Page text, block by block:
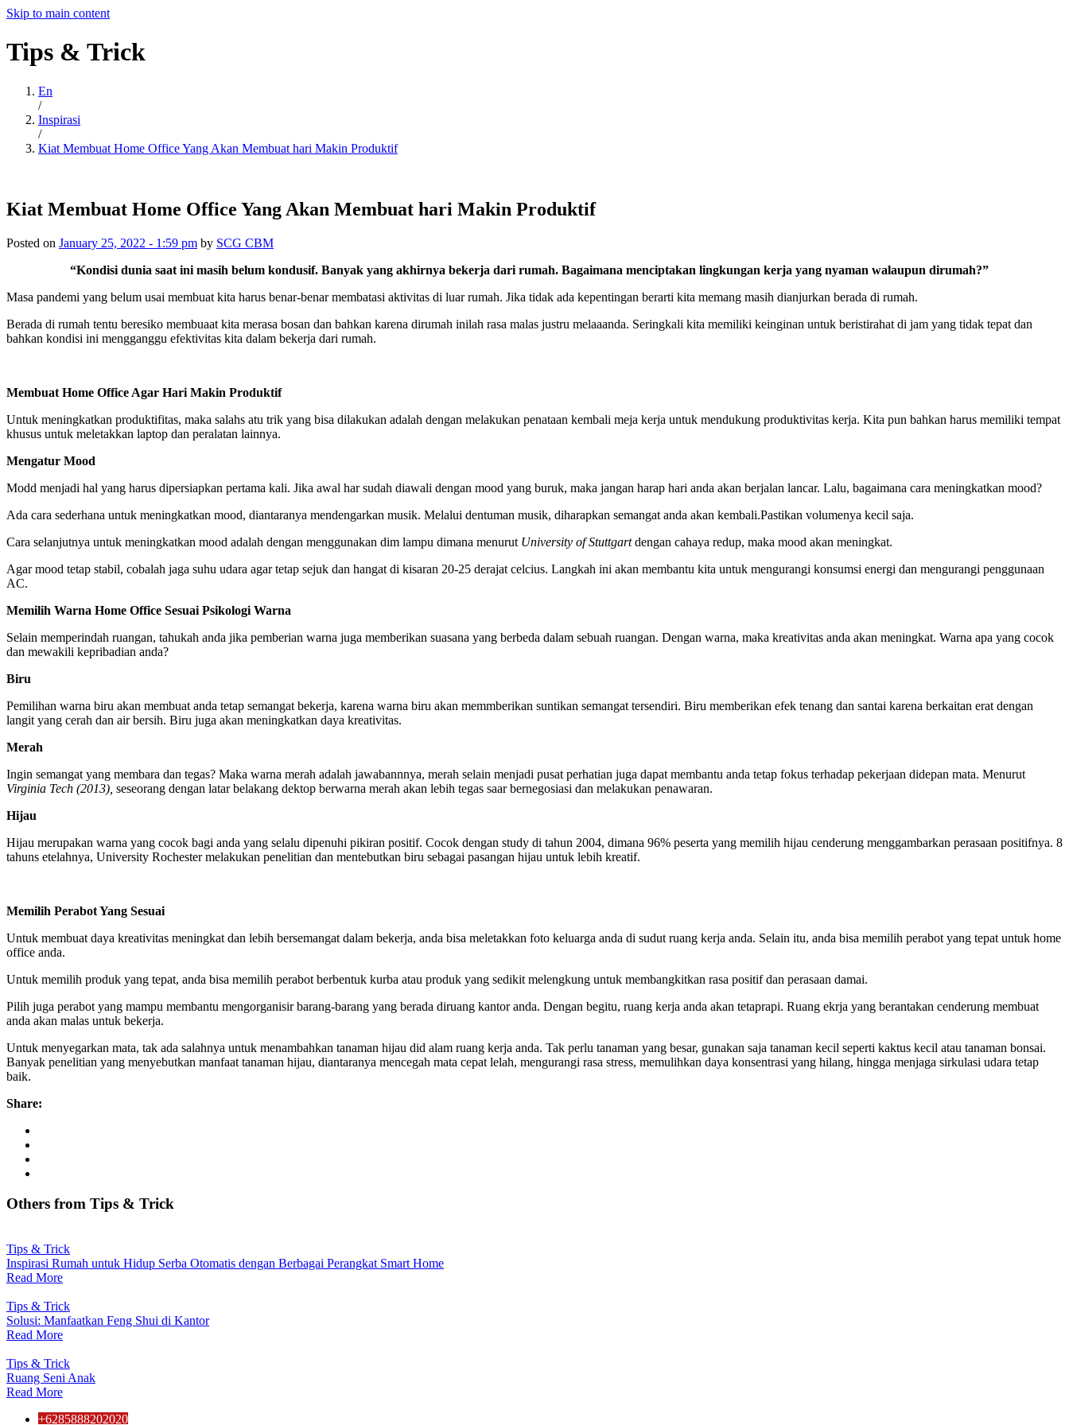
Skip to main content
Tips & Trick
En
/
Inspirasi
/
Kiat Membuat Home Office Yang Akan Membuat hari Makin Produktif
Kiat Membuat Home Office Yang Akan Membuat hari Makin Produktif
Posted on January 25, 2022 - 1:59 pm by SCG CBM
“Kondisi dunia saat ini masih belum kondusif. Banyak yang akhirnya bekerja dari rumah. Bagaimana menciptakan lingkungan kerja yang nyaman walaupun dirumah?”
Masa pandemi yang belum usai membuat kita harus benar-benar membatasi aktivitas di luar rumah. Jika tidak ada kepentingan berarti kita memang masih dianjurkan berada di rumah.
Berada di rumah tentu beresiko membuaat kita merasa bosan dan bahkan karena dirumah inilah rasa malas justru melaaanda. Seringkali kita memiliki keinginan untuk beristirahat di jam yang tidak tepat dan
bahkan kondisi ini mengganggu efektivitas kita dalam bekerja dari rumah.
Membuat Home Office Agar Hari Makin Produktif
Untuk meningkatkan produktifitas, maka salahs atu trik yang bisa dilakukan adalah dengan melakukan penataan kembali meja kerja untuk mendukung produktivitas kerja. Kita pun bahkan harus memiliki tempat
khusus untuk meletakkan laptop dan peralatan lainnya.
Mengatur Mood
Modd menjadi hal yang harus dipersiapkan pertama kali. Jika awal har sudah diawali dengan mood yang buruk, maka jangan harap hari anda akan berjalan lancar. Lalu, bagaimana cara meningkatkan mood?
Ada cara sederhana untuk meningkatkan mood, diantaranya mendengarkan musik. Melalui dentuman musik, diharapkan semangat anda akan kembali.Pastikan volumenya kecil saja.
Cara selanjutnya untuk meningkatkan mood adalah dengan menggunakan dim lampu dimana menurut University of Stuttgartdengan cahaya redup, maka mood akan meningkat.
Agar mood tetap stabil, cobalah jaga suhu udara agar tetap sejuk dan hangat di kisaran 20-25 derajat celcius. Langkah ini akan membantu kita untuk mengurangi konsumsi energi dan mengurangi penggunaan
AC.
Memilih Warna Home Office Sesuai Psikologi Warna
Selain memperindah ruangan, tahukah anda jika pemberian warna juga memberikan suasana yang berbeda dalam sebuah ruangan. Dengan warna, maka kreativitas anda akan meningkat. Warna apa yang cocok
dan mewakili kepribadian anda?
Biru
Pemilihan warna biru akan membuat anda tetap semangat bekerja, karena warna biru akan memmberikan suntikan semangat tersendiri. Biru memberikan efek tenang dan santai karena berkaitan erat dengan
langit yang cerah dan air bersih. Biru juga akan meningkatkan daya kreativitas.
Merah
Ingin semangat yang membara dan tegas? Maka warna merah adalah jawabannnya, merah selain menjadi pusat perhatian juga dapat membantu anda tetap fokus terhadap pekerjaan didepan mata. Menurut
Virginia Tech (2013), seseorang dengan latar belakang dektop berwarna merah akan lebih tegas saar bernegosiasi dan melakukan penawaran.
Hijau
Hijau merupakan warna yang cocok bagi anda yang selalu dipenuhi pikiran positif. Cocok dengan study di tahun 2004, dimana 96% peserta yang memilih hijau cenderung menggambarkan perasaan positifnya. 8
tahuns etelahnya, University Rochester melakukan penelitian dan mentebutkan biru sebagai pasangan hijau untuk lebih kreatif.
Memilih Perabot Yang Sesuai
Untuk membuat daya kreativitas meningkat dan lebih bersemangat dalam bekerja, anda bisa meletakkan foto keluarga anda di sudut ruang kerja anda. Selain itu, anda bisa memilih perabot yang tepat untuk home
office anda.
Untuk memilih produk yang tepat, anda bisa memilih perabot berbentuk kurba atau produk yang sedikit melengkung untuk membangkitkan rasa positif dan perasaan damai.
Pilih juga perabot yang mampu membantu mengorganisir barang-barang yang berada diruang kantor anda. Dengan begitu, ruang kerja anda akan tetaprapi. Ruang ekrja yang berantakan cenderung membuat
anda akan malas untuk bekerja.
Untuk menyegarkan mata, tak ada salahnya untuk menambahkan tanaman hijau did alam ruang kerja anda. Tak perlu tanaman yang besar, gunakan saja tanaman kecil seperti kaktus kecil atau tanaman bonsai.
Banyak penelitian yang menyebutkan manfaat tanaman hijau, diantaranya mencegah mata cepat lelah, mengurangi rasa stress, memulihkan daya konsentrasi yang hilang, hingga menjaga sirkulasi udara tetap
baik.
Share:
Others from Tips & Trick
Tips & Trick
Inspirasi Rumah untuk Hidup Serba Otomatis dengan Berbagai Perangkat Smart Home
Read More
Tips & Trick
Solusi: Manfaatkan Feng Shui di Kantor
Read More
Tips & Trick
Ruang Seni Anak
Read More
+6285888202020